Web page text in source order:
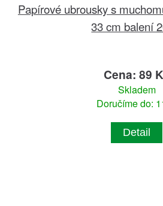
Papírové ubrousky s
33 cm balení
Cena: 89
Skladem
Doručíme do:
Detail